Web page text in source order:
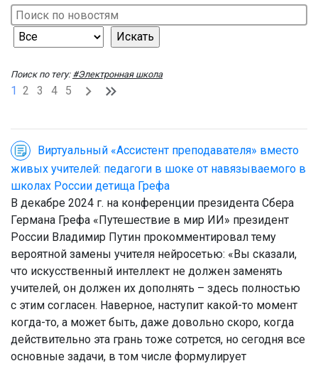
Поиск по тегу: #Электронная школа
1 2 3 4 5
Виртуальный «Ассистент преподавателя» вместо
живых учителей: педагоги в шоке от навязываемого в
школах России детища Грефа
В декабре 2024 г. на конференции президента Сбера
Германа Грефа «Путешествие в мир ИИ» президент
России Владимир Путин прокомментировал тему
вероятной замены учителя нейросетью: «Вы сказали,
что искусственный интеллект не должен заменять
учителей, он должен их дополнять – здесь полностью
с этим согласен. Наверное, наступит какой-то момент
когда-то, а может быть, даже довольно скоро, когда
действительно эта грань тоже сотрется, но сегодня все
основные задачи, в том числе формулирует